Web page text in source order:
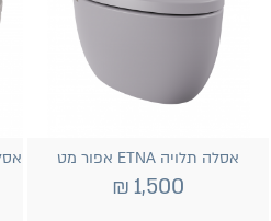
אסלה תלויה ETNA אפור מט
1,500
₪